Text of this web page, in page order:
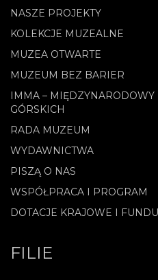
NASZE PROJEKTY
KOLEKCJE MUZEALNE
MUZEA OTWARTE
MUZEUM BEZ BARIER
IMMA –
GÓRSKICH
RADA MUZEUM
WYDAWNICTWA
PISZĄ O NAS
WSPÓŁPRACA I PROGRAM
DOTACJE KRAJOWE I
FILIE